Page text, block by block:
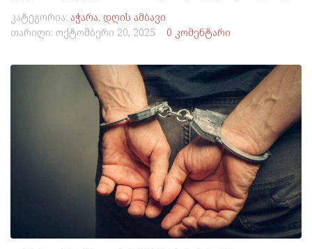
კატეგორია: აჭარა, დღის ამბავი
თარიღი: ოქტომბერი 20, 2025 0 კომენტარი